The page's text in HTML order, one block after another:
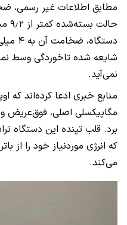
مطابق اطلاعات غیر رسمی،
شایعه شده تاخوردگی وسط
نمی‌آید.
مگاپیکسلی اصلی، فوق‌عریض و
می‌کند.